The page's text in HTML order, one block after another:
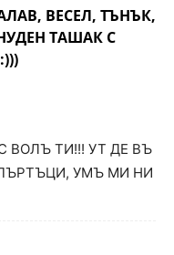
ВЕСЕЛ, ТЪНЪК,
ТАШАК С
ВОЛЪ ТИ!!! УТ ДЕ ВЪ
УМЪ МИ НИ